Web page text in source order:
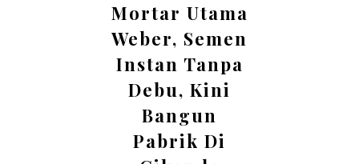
Mortar Utama
Weber, Semen
Instan Tanpa
Debu, Kini
Bangun
Pabrik Di